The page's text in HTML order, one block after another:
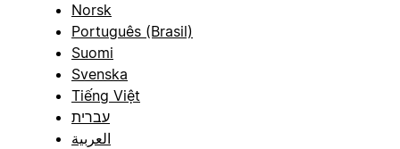
Norsk
Português (Brasil)
Suomi
Svenska
Tiếng Việt
עברית
العربية